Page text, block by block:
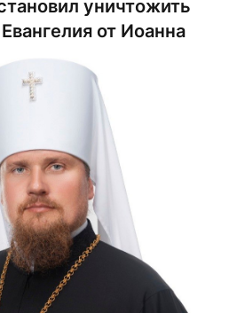
уничтожить
от Иоанна